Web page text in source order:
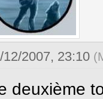
12/2007, 23:10
deuxième